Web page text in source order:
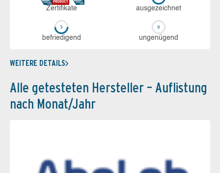
Zerti­fikate aus­ge­zeich­net
be­frie­di­gend un­ge­nü­gend
WEITERE DETAILS
Alle getesteten Hersteller – Auflistung
nach Monat/Jahr